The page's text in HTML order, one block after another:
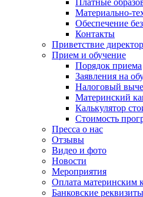
Материально-
Обеспечение
Контакты
Приветствие
Прием и обучение
Порядок приема
Заявления на
Налоговый
Материнский
Калькулятор
Стоимость
Пресса о нас
Отзывы
Видео и фото
Новости
Мероприятия
Оплата материнским
Банковские реквизиты